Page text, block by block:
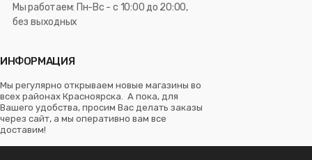
Мы работаем: Пн-Вс - с 10:00 до 20:00,
без выходных
ИНФОРМАЦИЯ
Мы регулярно открываем новые магазины во
всех районах Красноярска. А пока, для
Вашего удобства, просим Вас делать заказы
через сайт, а мы оперативно вам все
доставим!